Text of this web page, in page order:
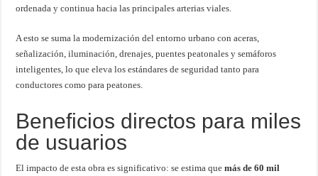
ordenada y continua hacia las principales arterias viales.
A esto se suma la modernización del entorno urbano con aceras,
señalización, iluminación, drenajes, puentes peatonales y semáforos
inteligentes, lo que eleva los estándares de seguridad tanto para
conductores como para peatones.
Beneficios directos para miles
de usuarios
El impacto de esta obra es significativo: se estima quemás de 60 mil